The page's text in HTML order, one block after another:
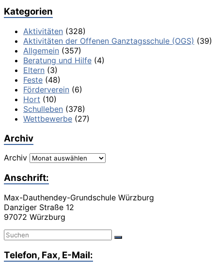
Kategorien
Aktivitäten (328)
Aktivitäten der Offenen Ganztagsschule (OGS) (39)
Allgemein (357)
Beratung und Hilfe (4)
Eltern (3)
Feste (48)
Förderverein (6)
Hort (10)
Schulleben (378)
Wettbewerbe (27)
Archiv
Archiv
Anschrift:
Max-Dauthendey-Grundschule Würzburg
Danziger Straße 12
97072 Würzburg
Telefon, Fax, E-Mail: